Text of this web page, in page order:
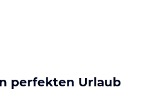
perfekten Urlaub